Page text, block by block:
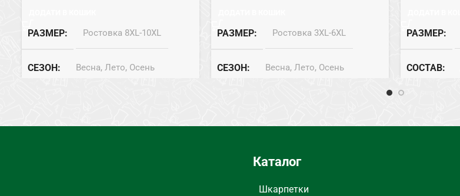
РАЗМЕР Ростовка 8XL-10XL
СЕЗОН Весна, Лето, Осень
РАЗМЕР Ростовка 3XL-6XL
СЕЗОН Весна, Лето, Осень
РАЗМЕР
СОСТАВ
Каталог
Шкарпетки